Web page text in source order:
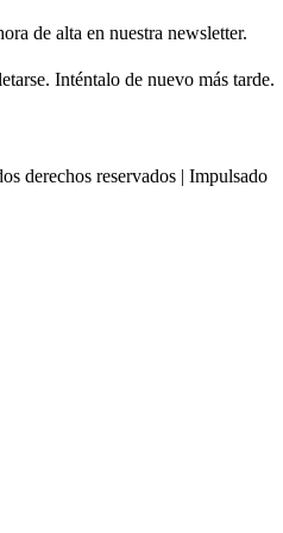
de alta en nuestra newsletter.
Inténtalo de nuevo más tarde.
derechos reservados | Impulsado